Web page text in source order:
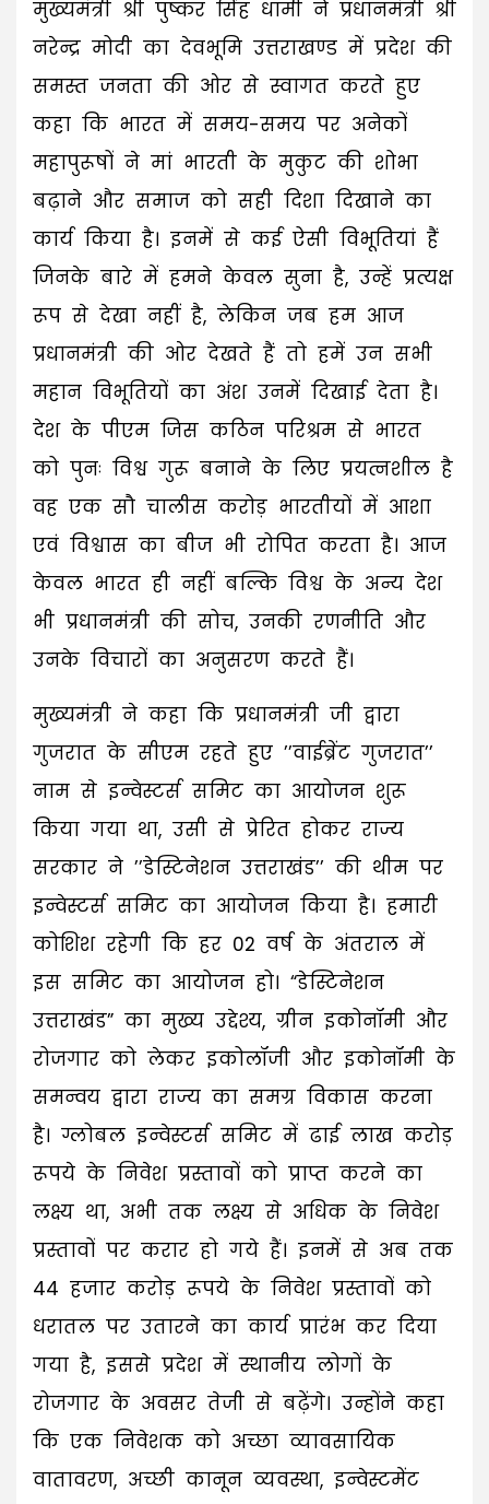
मुख्यमंत्री श्री पुष्कर सिंह धामी ने प्रधानमंत्री श्री
नरेन्द्र मोदी का देवभूमि उत्तराखण्ड में प्रदेश की
समस्त जनता की ओर से स्वागत करते हुए
कहा कि भारत में समय-समय पर अनेकों
महापुरूषों ने मां भारती के मुकुट की शोभा
बढ़ाने और समाज को सही दिशा दिखाने का
कार्य किया है। इनमें से कई ऐसी विभूतियां हैं
जिनके बारे में हमने केवल सुना है, उन्हें प्रत्यक्ष
रूप से देखा नहीं है, लेकिन जब हम आज
प्रधानमंत्री की ओर देखते हैं तो हमें उन सभी
महान विभूतियों का अंश उनमें दिखाई देता है।
देश के पीएम जिस कठिन परिश्रम से भारत
को पुनः विश्व गुरू बनाने के लिए प्रयत्नशील है
वह एक सौ चालीस करोड़ भारतीयों में आशा
एवं विश्वास का बीज भी रोपित करता है। आज
केवल भारत ही नहीं बल्कि विश्व के अन्य देश
भी प्रधानमंत्री की सोच, उनकी रणनीति और
उनके विचारों का अनुसरण करते हैं।
मुख्यमंत्री ने कहा कि प्रधानमंत्री जी द्वारा
गुजरात के सीएम रहते हुए ’’वाईब्रेंट गुजरात’’
नाम से इन्वेस्टर्स समिट का आयोजन शुरू
किया गया था, उसी से प्रेरित होकर राज्य
सरकार ने ’’डेस्टिनेशन उत्तराखंड’’ की थीम पर
इन्वेस्टर्स समिट का आयोजन किया है। हमारी
कोशिश रहेगी कि हर 02 वर्ष के अंतराल में
इस समिट का आयोजन हो। “डेस्टिनेशन
उत्तराखंड” का मुख्य उद्देश्य, ग्रीन इकोनॉमी और
रोजगार को लेकर इकोलॉजी और इकोनॉमी के
समन्वय द्वारा राज्य का समग्र विकास करना
है। ग्लोबल इन्वेस्टर्स समिट में ढाई लाख करोड़
रूपये के निवेश प्रस्तावों को प्राप्त करने का
लक्ष्य था, अभी तक लक्ष्य से अधिक के निवेश
प्रस्तावों पर करार हो गये हैं। इनमें से अब तक
44 हजार करोड़ रूपये के निवेश प्रस्तावों को
धरातल पर उतारने का कार्य प्रारंभ कर दिया
गया है, इससे प्रदेश में स्थानीय लोगों के
रोजगार के अवसर तेजी से बढ़ेंगे। उन्होंने कहा
कि एक निवेशक को अच्छा व्यावसायिक
वातावरण, अच्छी कानून व्यवस्था, इन्वेस्टमेंट